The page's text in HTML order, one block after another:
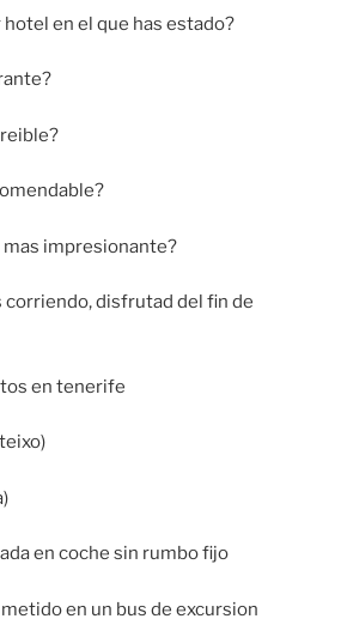
hotel en el que has estado?
mas impresionante?
corriendo, disfrutad del fin de
en tenerife
en coche sin rumbo fijo
en un bus de excursion